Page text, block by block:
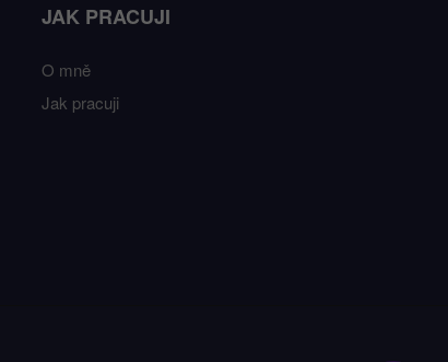
JAK PRACUJI
O mně
Jak pracuji